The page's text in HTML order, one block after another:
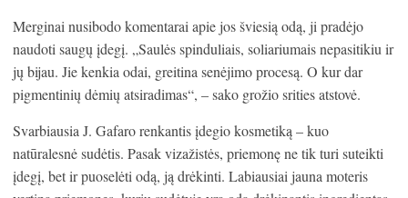
Merginai nusibodo komentarai apie jos šviesią odą, ji pradėjo
naudoti saugų įdegį. „Saulės spinduliais, soliariumais nepasitikiu ir
jų bijau. Jie kenkia odai, greitina senėjimo procesą. O kur dar
pigmentinių dėmių atsiradimas“, – sako grožio srities atstovė.
Svarbiausia J. Gafaro renkantis įdegio kosmetiką – kuo
natūralesnė sudėtis. Pasak vizažistės, priemonę ne tik turi suteikti
įdegį, bet ir puoselėti odą, ją drėkinti. Labiausiai jauna moteris